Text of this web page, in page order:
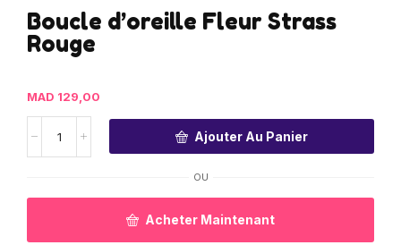
Boucle d’oreille Fleur Strass
Rouge
MAD 129,00
Ajouter Au Panier
OU
Acheter Maintenant